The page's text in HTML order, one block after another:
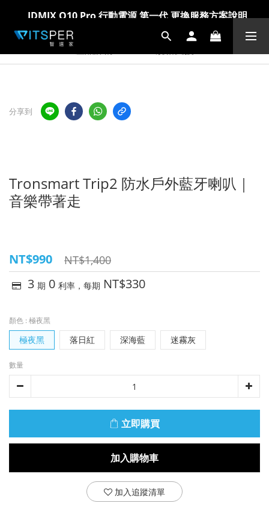
IDMIX Q10 Pro 行動電源 第一代 更換服務方案說明
爸氣科技禮物節!精選科技好物5折起 >> 馬上選購
IDMIX Q10 Pro 行動電源 第一代 更換服務方案說明
爸氣科技禮物節!精選科技好物5折起 >> 馬上選購
分享到
Tronsmart Trip2 防水戶外藍牙喇叭｜
音樂帶著走
NT$990 NT$1,400
3 期 0 利率，每期 NT$330
顏色 : 極夜黑
極夜黑 落日紅 深海藍 迷霧灰
數量
加入購物車
立即購買
加入追蹤清單